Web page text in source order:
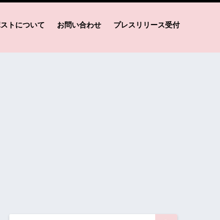
トについて お問い合わせ プレスリリース受付